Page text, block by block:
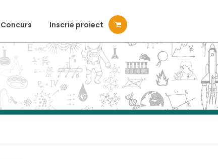
Concurs Inscrie proiect